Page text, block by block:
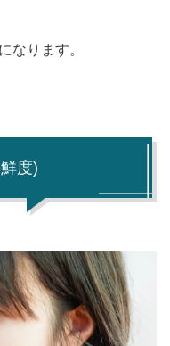
なります。
度)